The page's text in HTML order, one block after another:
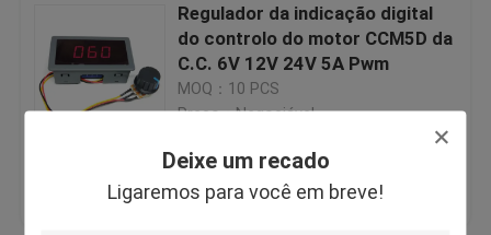
Deixe um recado
Ligaremos para você em breve!
Regulador da indicação digital
do controlo do motor CCM5D da
C.C. 6V 12V 24V 5A Pwm
MOQ：10 PCS
Preço：Negociável